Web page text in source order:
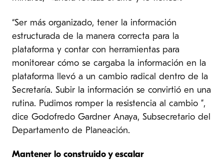
“Ser más organizado, tener la información
estructurada de la manera correcta para la
plataforma y contar con herramientas para
monitorear cómo se cargaba la información en la
plataforma llevó a un cambio radical dentro de la
Secretaría. Subir la información se convirtió en una
rutina. Pudimos romper la resistencia al cambio ”,
dice Godofredo Gardner Anaya, Subsecretario del
Departamento de Planeación.
Mantener lo construido y escalar